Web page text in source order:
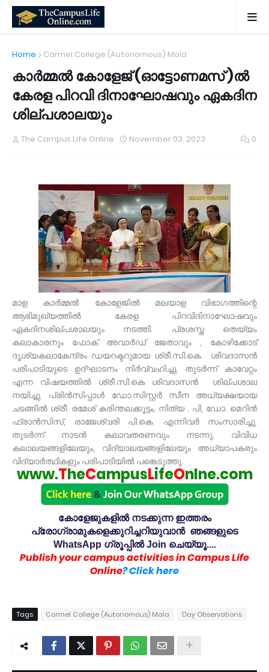
Home Carmel College (Autonomous) Mala
കാർമ്മൽ കോളേജ് (ഓട്ടോണമസ് )ൽ
കേരള പിറവി ദിനാഘോഷവും ഏകദിന
ശില്പശാലയും
The Campus Life Online November 03, 2023 0
മാള കാർമ്മൽ കോളേജിൽ മലയാള വിഭാഗത്തിന്റെ
ആഭിമുഖ്യത്തിൽ കേരള പിറവിദിനാഘോഷവും
ഏകദിനശില്പശാലയും നടത്തി. പ്രശസ്ത തെയ്യം
കലാകാരനും ഫോക് അവാർഡ് ജേതാവും , കോഴിക്കോട്
ദൃശ്യകലാകേന്ദ്രം ഡയറക്ടറുമായ ശ്രീ.സി.കെ. ശിവദാസൻ
പരിപാടിയുടെ ഉദ്ഘാടനം നിർവ്വഹിച്ചു. തുടർന്ന് കാവേറ്റം
എന്ന വിഷയത്തിൽ ശ്രീ.സി.കെ ശിവദാസൻ ശില്പശാല
നയിച്ചു. പ്രിൻസിപ്പാൾ ഡോ.സിസ്റ്റർ സീന അധ്യക്ഷയായ
ചടങ്ങിൽ ശ്രീ. രമേശ് കരിന്തലക്കൂട്ടം, നിത്യ . പി, ഡോ. മെറിൻ
ഫ്രാൻസിസ്, രാജേശ്വരി പി.കെ. എന്നിവർ സംസാരിച്ചു.
തുടർന്ന് നാടൻ കലാവതരണവും നടന്നു. വിവിധ
കലാലയങ്ങളിലേയും, വിദ്യാലയങ്ങളിലേയും അധ്യാപകരും
വിദ്യാർത്ഥികളും പരിപാടിയിൽ പങ്കെടുത്തു.
www.TheCampusLifeOnlne.com
കോളേജുകളിൽ നടക്കുന്ന ഇത്തരം
പ്രോഗ്രാമുകളെക്കുറിച്ചറിയുവാൻ ഞങ്ങളുടെ
WhatsApp ഗ്രൂപ്പിൽ Join ചെയ്യൂ....
Publish your campus activities in Campus Life
Online? Click here
Tags Carmel College (Autonomous) Mala Day Observations